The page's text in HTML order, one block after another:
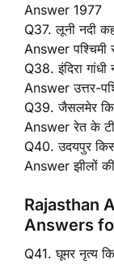
Answer 1977
Q37. लूनी नदी
Answer पश्चिमी
Q38. इंदिरा
Answer उत्तर-
Q39. जैसलमेर
Answer रेत के
Q40. उदयपुर
Answer झीलों
Rajasthan
Answers
Q41. घूमर नृत्य